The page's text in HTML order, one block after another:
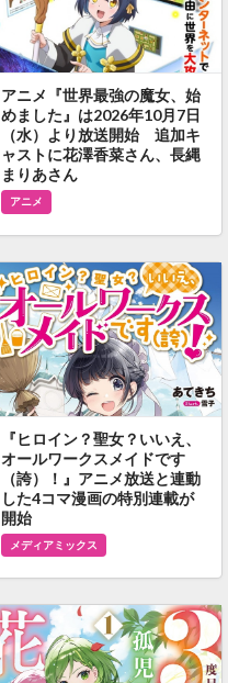
アニメ『世界最強の魔女、始
めました』は2026年10月7日
（水）より放送開始 追加キ
ャストに花澤香菜さん、長縄
まりあさん
アニメ
『ヒロイン？聖女？いいえ、
オールワークスメイドです
（誇）！』アニメ放送と連動
した4コマ漫画の特別連載が
開始
メディアミックス